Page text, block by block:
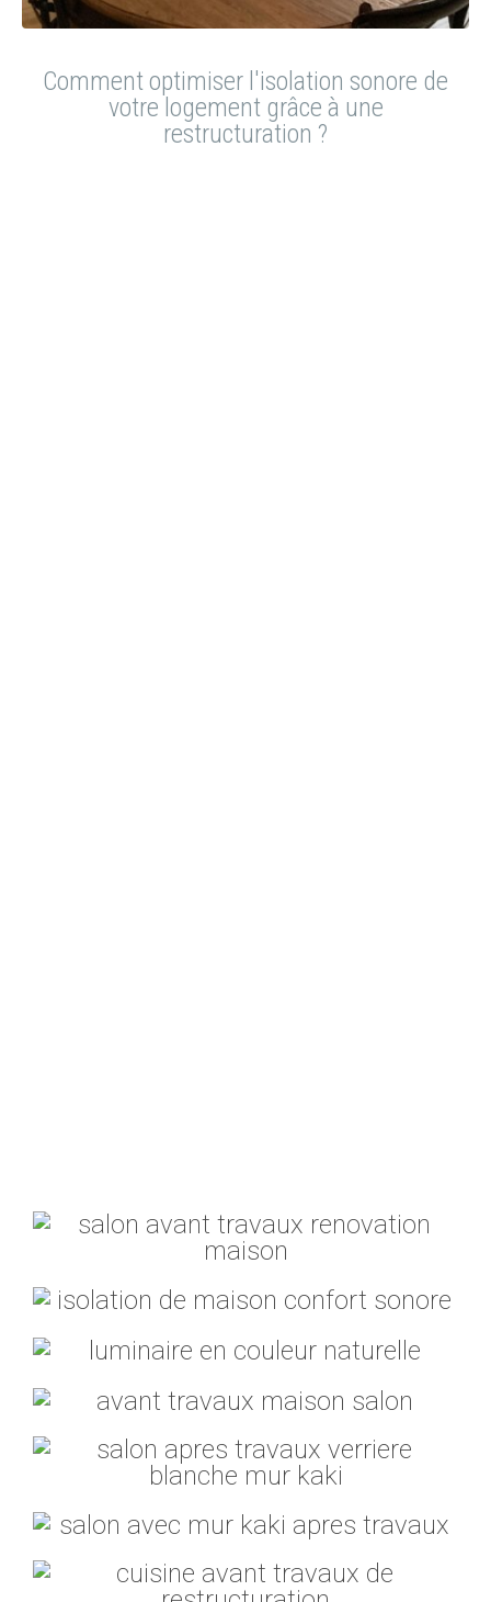
Comment optimiser l'isolation sonore de
votre logement grâce à une
restructuration ?